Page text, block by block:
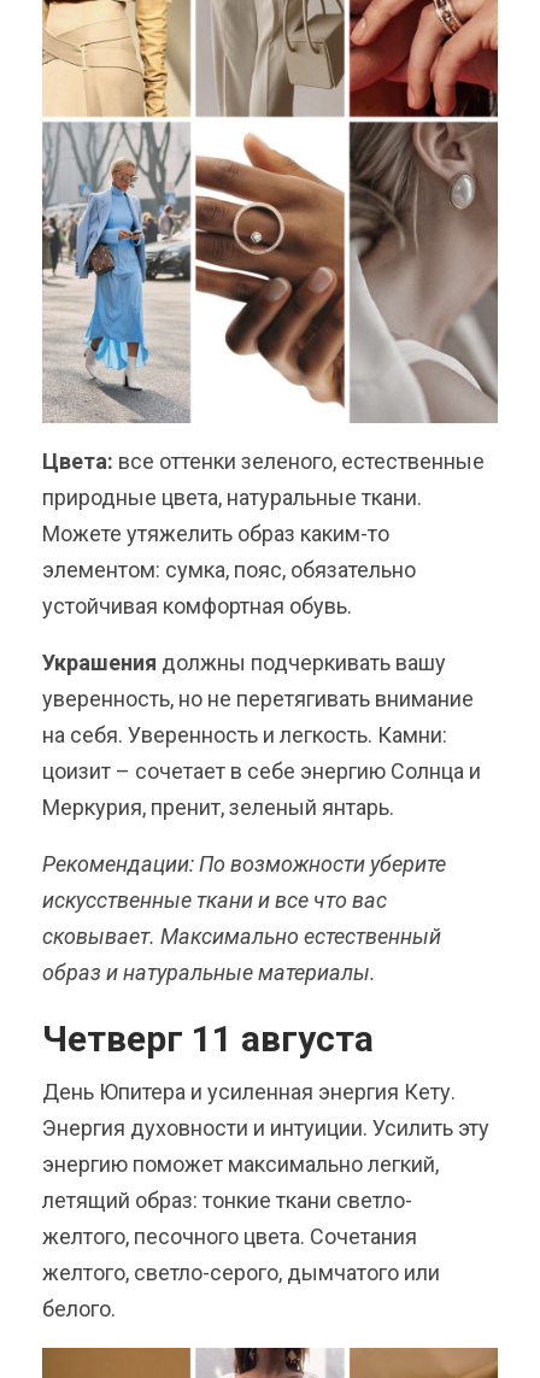
Цвета: все оттенки зеленого, естественные
природные цвета, натуральные ткани.
Можете утяжелить образ каким-то
элементом: сумка, пояс, обязательно
устойчивая комфортная обувь.
Украшения должны подчеркивать вашу
уверенность, но не перетягивать внимание
на себя. Уверенность и легкость. Камни:
цоизит – сочетает в себе энергию Солнца и
Меркурия, пренит, зеленый янтарь.
Рекомендации: По возможности уберите
искусственные ткани и все что вас
сковывает. Максимально естественный
образ и натуральные материалы.
Четверг 11 августа
День Юпитера и усиленная энергия Кету.
Энергия духовности и интуиции. Усилить эту
энергию поможет максимально легкий,
летящий образ: тонкие ткани светло-
желтого, песочного цвета. Сочетания
желтого, светло-серого, дымчатого или
белого.